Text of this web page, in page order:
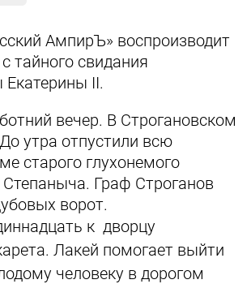
АмпирЪ» воспроизводит
тайного свидания
II.
вечер. В Строгановском
утра отпустили всю
старого глухонемого
Граф Строганов
ворот.
к дворцу
Лакей помогает выйти
человеку в дорогом